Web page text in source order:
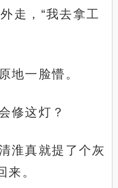
走，“我去拿工
地一脸懵。
修这灯？
淮真就提了个灰
来。